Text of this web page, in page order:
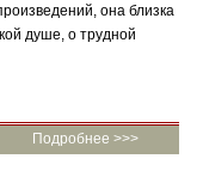
она близка
душе, о трудной
Подробнее >>>